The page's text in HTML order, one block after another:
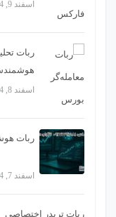
اسفند 9, 1404
ربات
اسفند 8, 1404
ربات
اسفند 7, 1404
ربات تریدر اختصاصی